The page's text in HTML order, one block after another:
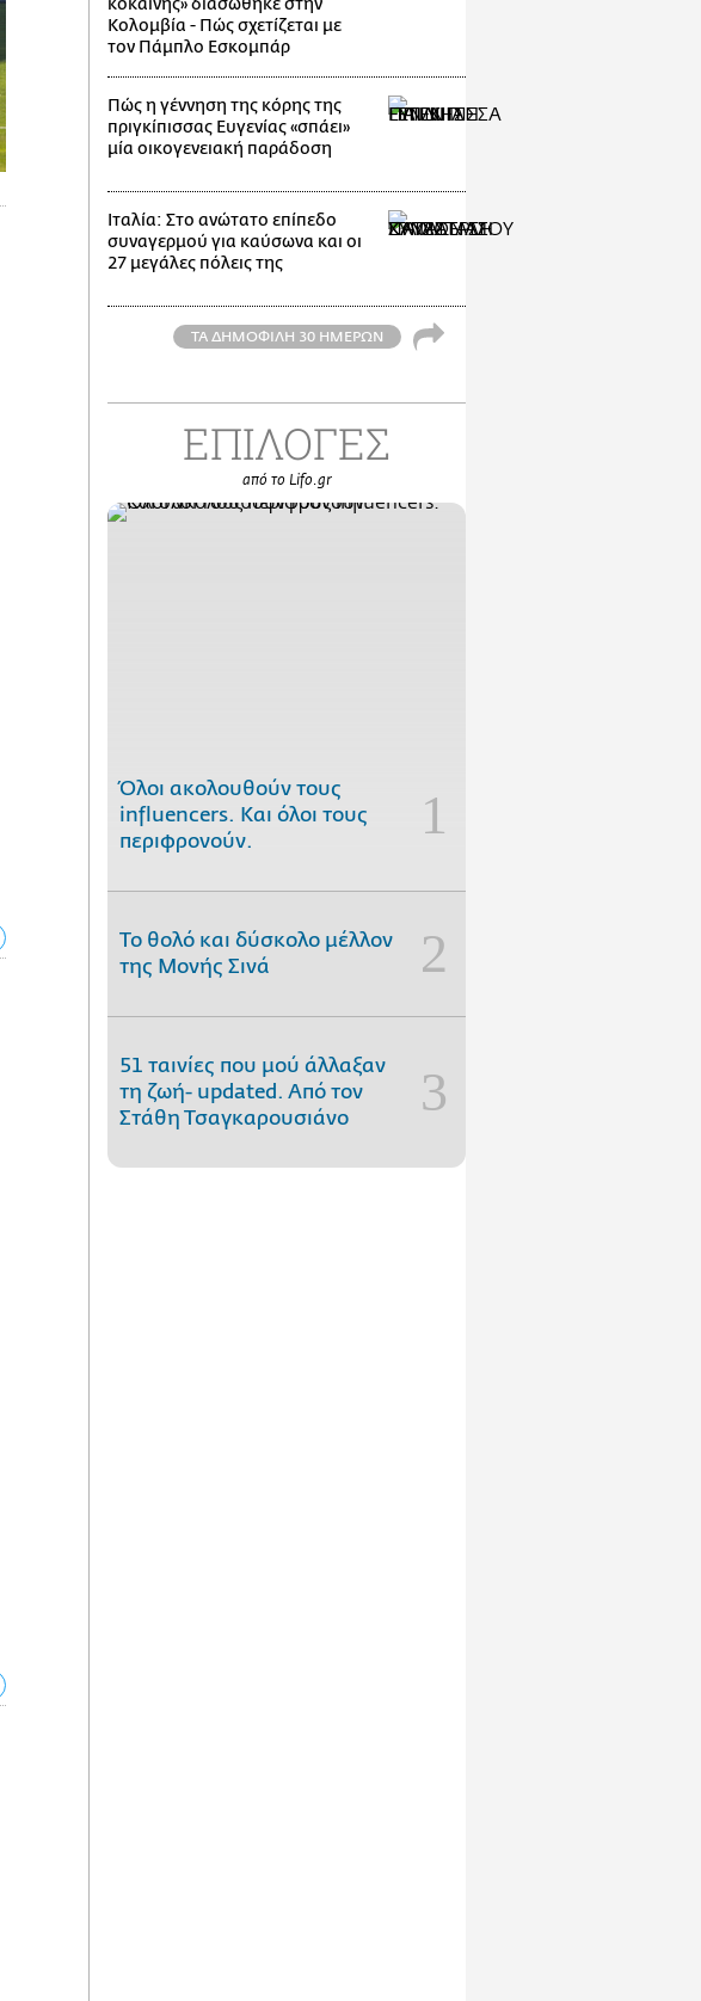
κοκαΐνης» διασώθηκε στην
Κολομβία - Πώς σχετίζεται με
τον Πάμπλο Εσκομπάρ
Πώς η γέννηση της κόρης της
πριγκίπισσας Ευγενίας «σπάει»
μία οικογενειακή παράδοση
Ιταλία: Στο ανώτατο επίπεδο
συναγερμού για καύσωνα και οι
27 μεγάλες πόλεις της
ΤΑ ΔΗΜΟΦΙΛΗ 30 ΗΜΕΡΩΝ
ΕΠΙΛΟΓΕΣ
από το Lifo.gr
Όλοι ακολουθούν τους
influencers. Και όλοι τους
περιφρονούν.
Το θολό και δύσκολο μέλλον
της Μονής Σινά
51 ταινίες που μού άλλαξαν
τη ζωή- updated. Aπό τον
Στάθη Τσαγκαρουσιάνο